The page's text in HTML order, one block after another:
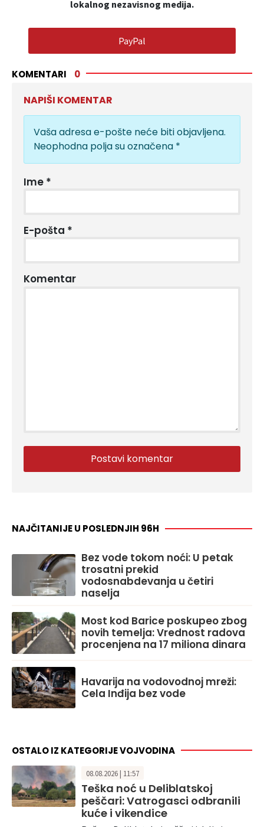
lokalnog nezavisnog medija.
PayPal
KOMENTARI 0
NAPIŠI KOMENTAR
Vaša adresa e-pošte neće biti objavljena.
Neophodna polja su označena *
Ime *
E-pošta *
Komentar
NAJČITANIJE U POSLEDNJIH 96H
Bez vode tokom noći: U petak
trosatni prekid
vodosnabdevanja u četiri
naselja
Most kod Barice poskupeo zbog
novih temelja: Vrednost radova
procenjena na 17 miliona dinara
Havarija na vodovodnoj mreži:
Cela Inđija bez vode
OSTALO IZ KATEGORIJE VOJVODINA
08.08.2026 | 11:57
Teška noć u Deliblatskoj
peščari: Vatrogasci odbranili
kuće i vikendice